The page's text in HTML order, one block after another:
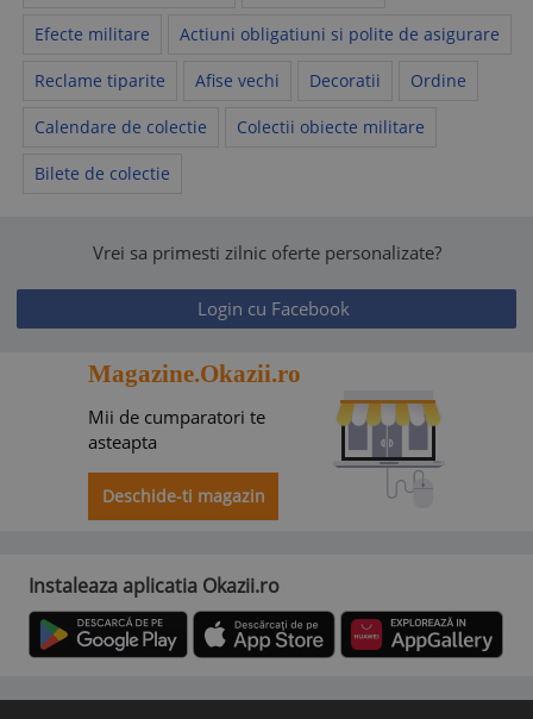
Efecte militare Actiuni obligatiuni si polite de asigurare
Reclame tiparite Afise vechi Decoratii Ordine
Calendare de colectie Colectii obiecte militare
Bilete de colectie
Vrei sa primesti zilnic oferte personalizate?
Login cu Facebook
Magazine.Okazii.ro
Mii de cumparatori te
asteapta
Deschide-ti magazin
Instaleaza aplicatia Okazii.ro